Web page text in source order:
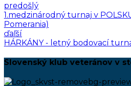
predošlý
1.medzinárodný turnaj v
Pomerania)
ďaľší
HÁRKÁNY - letný bodovací
Slovenský klub veteránov v